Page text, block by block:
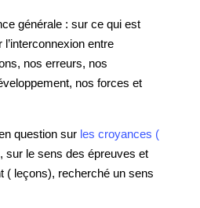
générale : sur ce qui est
entre
nos erreurs, nos
nos forces et
question sur les croyances (
sur le sens des épreuves et
( leçons), recherché un sens